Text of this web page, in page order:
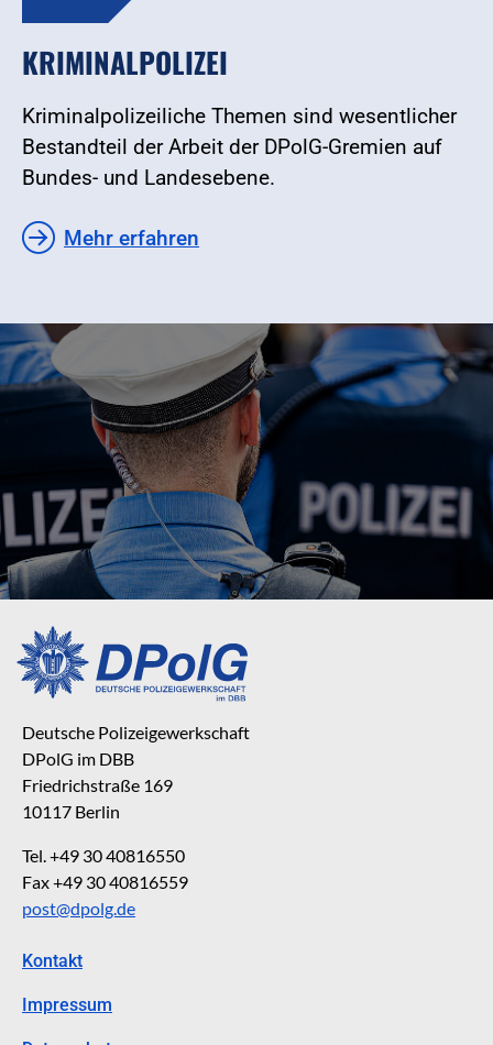
KRIMINALPOLIZEI
Kriminalpolizeiliche Themen sind wesentlicher
Bestandteil der Arbeit der DPolG-Gremien auf
Bundes- und Landesebene.
Mehr erfahren
Deutsche Polizeigewerkschaft
DPolG im DBB
Friedrichstraße 169
10117 Berlin
Tel. +49 30 40816550
Fax +49 30 40816559
post@dpolg.de
Kontakt
Impressum